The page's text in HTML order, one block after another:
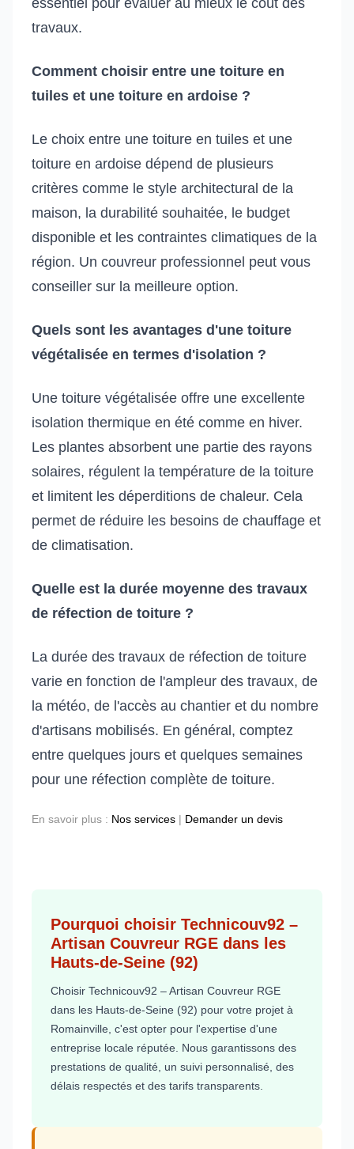
travaux.
Comment choisir entre une toiture en
tuiles et une toiture en ardoise ?
Le choix entre une toiture en tuiles et une
toiture en ardoise dépend de plusieurs
critères comme le style architectural de la
maison, la durabilité souhaitée, le budget
disponible et les contraintes climatiques de la
région. Un couvreur professionnel peut vous
conseiller sur la meilleure option.
Quels sont les avantages d'une toiture
végétalisée en termes d'isolation ?
Une toiture végétalisée offre une excellente
isolation thermique en été comme en hiver.
Les plantes absorbent une partie des rayons
solaires, régulent la température de la toiture
et limitent les déperditions de chaleur. Cela
permet de réduire les besoins de chauffage et
de climatisation.
Quelle est la durée moyenne des travaux
de réfection de toiture ?
La durée des travaux de réfection de toiture
varie en fonction de l'ampleur des travaux, de
la météo, de l'accès au chantier et du nombre
d'artisans mobilisés. En général, comptez
entre quelques jours et quelques semaines
pour une réfection complète de toiture.
En savoir plus : Nos services | Demander un devis
Pourquoi choisir Technicouv92 –
Artisan Couvreur RGE dans les
Hauts-de-Seine (92)
Choisir Technicouv92 – Artisan Couvreur RGE
dans les Hauts-de-Seine (92) pour votre projet à
Romainville, c'est opter pour l'expertise d'une
entreprise locale réputée. Nous garantissons des
prestations de qualité, un suivi personnalisé, des
délais respectés et des tarifs transparents.